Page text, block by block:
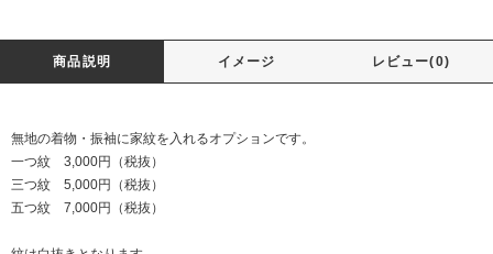
商品説明 イメージ レビュー(0)
無地の着物・振袖に家紋を入れるオプションです。
一つ紋 3,000円（税抜）
三つ紋 5,000円（税抜）
五つ紋 7,000円（税抜）